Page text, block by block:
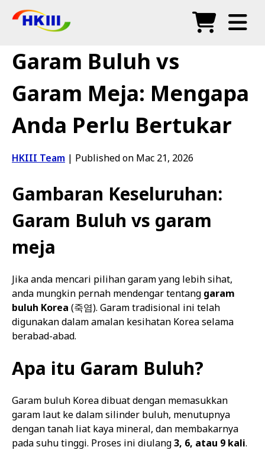
Soalan Lazim
Blog
Agen Sah
Kedai
Garam Buluh vs
Garam Meja: Mengapa
Anda Perlu Bertukar
HKIII Team | Published on Mac 21, 2026
Gambaran Keseluruhan:
Garam Buluh vs garam
meja
Jika anda mencari pilihan garam yang lebih sihat,
anda mungkin pernah mendengar tentang garam
buluh Korea (죽염). Garam tradisional ini telah
digunakan dalam amalan kesihatan Korea selama
berabad-abad.
Apa itu Garam Buluh?
Garam buluh Korea dibuat dengan memasukkan
garam laut ke dalam silinder buluh, menutupnya
dengan tanah liat kaya mineral, dan membakarnya
pada suhu tinggi. Proses ini diulang3, 6, atau 9 kali.